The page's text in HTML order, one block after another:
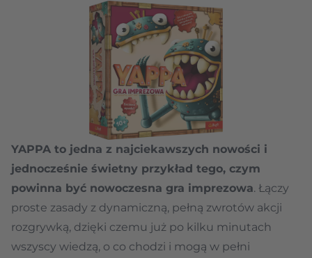
YAPPA to jedna z najciekawszych nowości i
jednocześnie świetny przykład tego, czym
powinna być nowoczesna gra imprezowa. Łączy
proste zasady z dynamiczną, pełną zwrotów akcji
rozgrywką, dzięki czemu już po kilku minutach
wszyscy wiedzą, o co chodzi i mogą w pełni